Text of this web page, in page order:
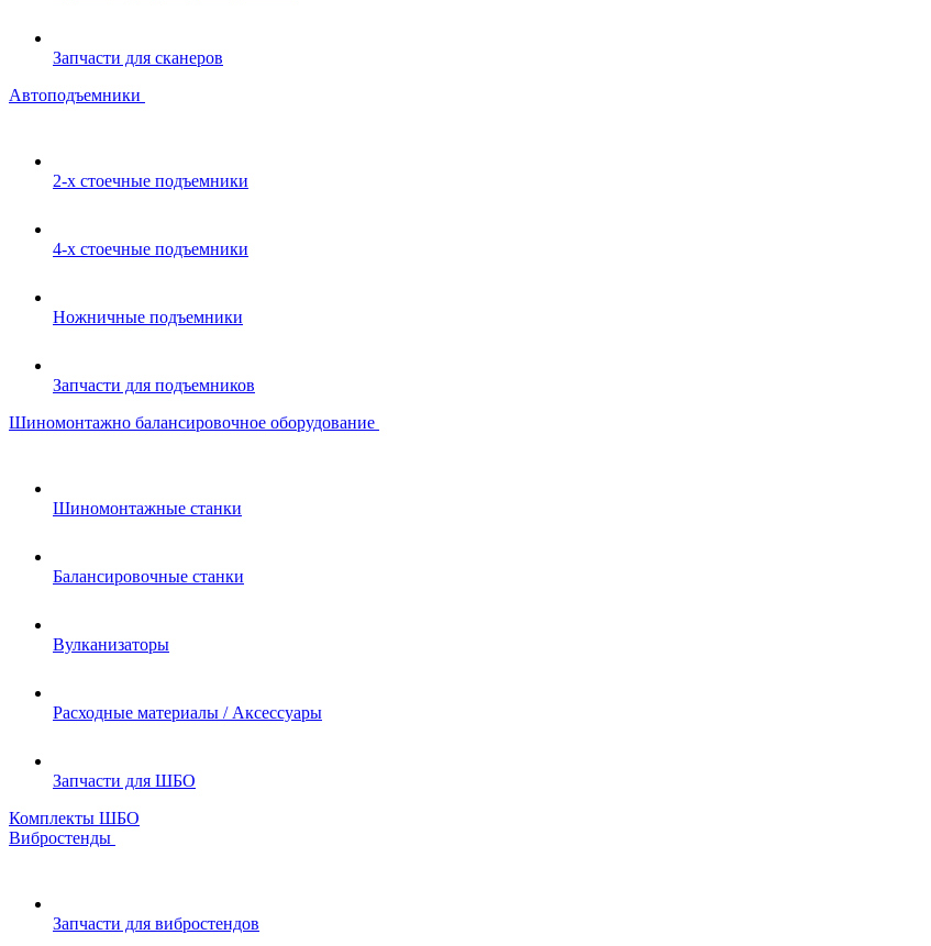
Запчасти для сканеров
Автоподъемники
2-х стоечные подъемники
4-х стоечные подъемники
Ножничные подъемники
Запчасти для подъемников
Шиномонтажно балансировочное оборудование
Шиномонтажные станки
Балансировочные станки
Вулканизаторы
Расходные материалы / Аксессуары
Запчасти для ШБО
Комплекты ШБО
Вибростенды
Запчасти для вибростендов